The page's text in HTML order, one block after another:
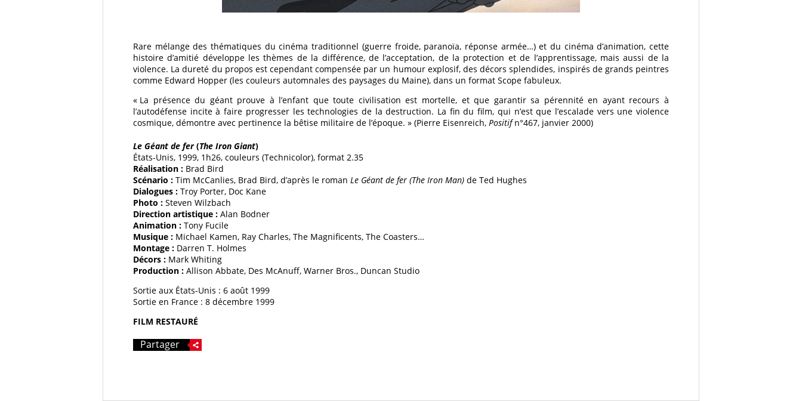
Rare mélange des thématiques du cinéma traditionnel (guerre froide, paranoïa, réponse armée…) et du cinéma d’animation, cette
histoire d’amitié développe les thèmes de la différence, de l’acceptation, de la protection et de l’apprentissage, mais aussi de la
violence. La dureté du propos est cependant compensée par un humour explosif, des décors splendides, inspirés de grands peintres
comme Edward Hopper (les couleurs automnales des paysages du Maine), dans un format Scope fabuleux.
« La présence du géant prouve à l’enfant que toute civilisation est mortelle, et que garantir sa pérennité en ayant recours à
l’autodéfense incite à faire progresser les technologies de la destruction. La fin du film, qui n’est que l’escalade vers une violence
cosmique, démontre avec pertinence la bêtise militaire de l’époque. » (Pierre Eisenreich, Positifn°467, janvier 2000)
Le Géant de fer(The Iron Giant)
États-Unis, 1999, 1h26, couleurs (Technicolor), format 2.35
Réalisation : Brad Bird
Scénario : Tim McCanlies, Brad Bird, d’après le roman Le Géant de fer (The Iron Man) de Ted Hughes
Dialogues : Troy Porter, Doc Kane
Photo : Steven Wilzbach
Direction artistique : Alan Bodner
Animation : Tony Fucile
Musique : Michael Kamen, Ray Charles, The Magnificents, The Coasters…
Montage : Darren T. Holmes
Décors : Mark Whiting
Production : Allison Abbate, Des McAnuff, Warner Bros., Duncan Studio
Sortie aux États-Unis : 6 août 1999
Sortie en France : 8 décembre 1999
FILM RESTAURÉ
Partager